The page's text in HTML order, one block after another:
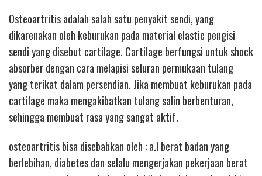
Osteoartritis adalah salah satu penyakit sendi, yang
dikarenakan oleh keburukan pada material elastic pengisi
sendi yang disebut cartilage. Cartilage berfungsi untuk shock
absorber dengan cara melapisi seluran permukaan tulang
yang terikat dalam persendian. Jika membuat keburukan pada
cartilage maka mengakibatkan tulang salin berbenturan,
sehingga membuat rasa yang sangat aktif.
osteoartritis bisa disebabkan oleh : a.l berat badan yang
berlebihan, diabetes dan selalu mengerjakan pekerjaan berat